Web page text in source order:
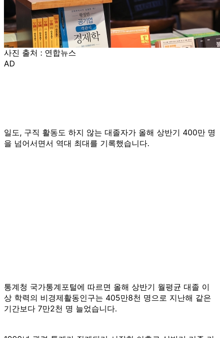
사진 출처 : 연합뉴스
AD
일도, 구직 활동도 하지 않는 대졸자가 올해 상반기 400만 명
을 넘어서면서 역대 최대를 기록했습니다.
통계청 국가통계포털에 따르면 올해 상반기 월평균 대졸 이
상 학력의 비경제활동인구는 405만8천 명으로 지난해 같은
기간보다 7만2천 명 늘었습니다.